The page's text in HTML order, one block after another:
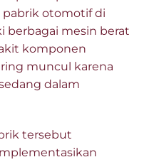
pabrik otomotif di
berbagai mesin berat
komponen
muncul karena
dalam
tersebut